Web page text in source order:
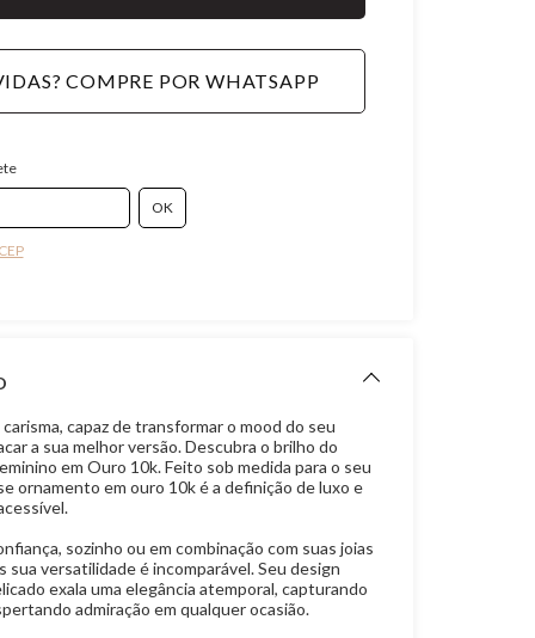
COMPRE POR WHATSAPP
carisma, capaz de transformar o mood do seu
a sua melhor versão. Descubra o brilho do
em Ouro 10k. Feito sob medida para o seu
ornamento em ouro 10k é a definição de luxo e
sozinho ou em combinação com suas joias
sua versatilidade é incomparável. Seu design
exala uma elegância atemporal, capturando
admiração em qualquer ocasião.